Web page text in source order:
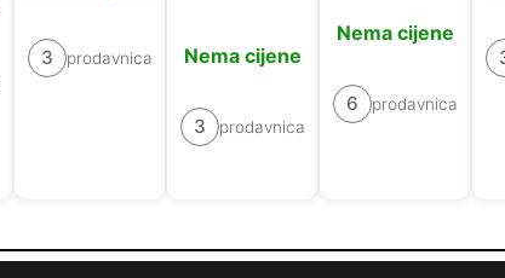
3 prodavnica Nema cijene
3 prodavnica
Nema cijene
6 prodavnica